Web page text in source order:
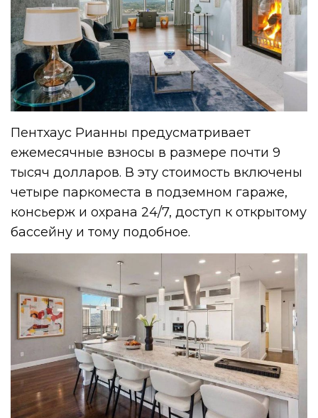
Пентхаус Рианны предусматривает
ежемесячные взносы в размере почти 9
тысяч долларов. В эту стоимость включены
четыре паркоместа в подземном гараже,
консьерж и охрана 24/7, доступ к открытому
бассейну и тому подобное.